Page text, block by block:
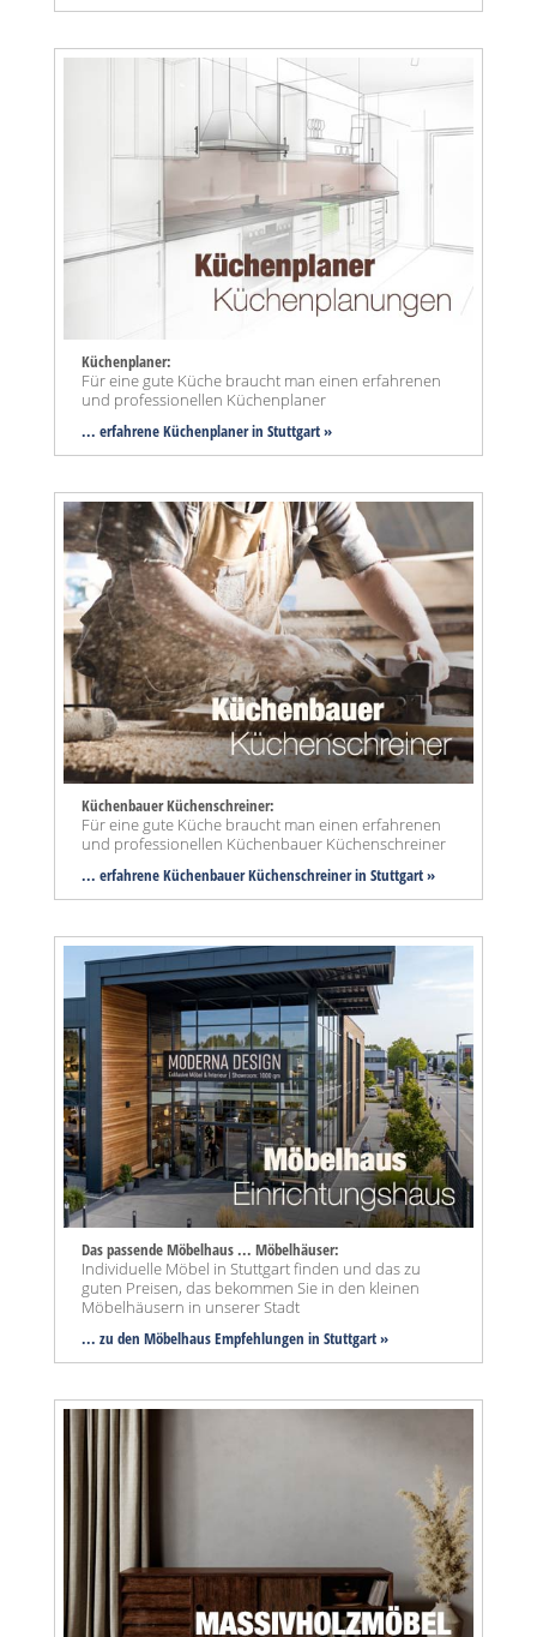
Küchenplaner:
Für eine gute Küche braucht man einen erfahrenen
und professionellen Küchenplaner
... erfahrene Küchenplaner in Stuttgart »
Küchenbauer Küchenschreiner:
Für eine gute Küche braucht man einen erfahrenen
und professionellen Küchenbauer Küchenschreiner
... erfahrene Küchenbauer Küchenschreiner in Stuttgart »
Das passende Möbelhaus ... Möbelhäuser:
Individuelle Möbel in Stuttgart finden und das zu
guten Preisen, das bekommen Sie in den kleinen
Möbelhäusern in unserer Stadt
... zu den Möbelhaus Empfehlungen in Stuttgart »